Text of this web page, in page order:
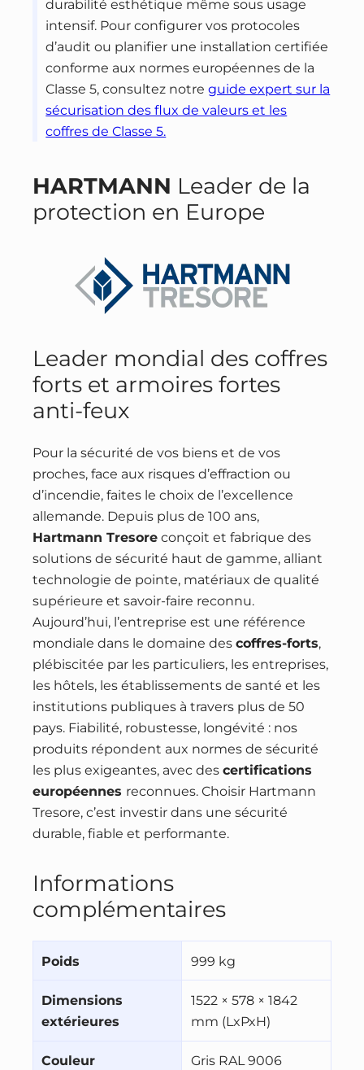
durabilité esthétique même sous usage
intensif. Pour configurer vos protocoles
d’audit ou planifier une installation certifiée
conforme aux normes européennes de la
Classe 5, consultez notreguide expert sur la
sécurisation des flux de valeurs et les
coffres de Classe 5.
HARTMANN Leader de la
protection en Europe
Leader mondial des coffres
forts et armoires fortes
anti-feux
Pour la sécurité de vos biens et de vos
proches, face aux risques d’effraction ou
d’incendie, faites le choix de l’excellence
allemande. Depuis plus de 100 ans,
Hartmann Tresoreconçoit et fabrique des
solutions de sécurité haut de gamme, alliant
technologie de pointe, matériaux de qualité
supérieure et savoir-faire reconnu.
Aujourd’hui, l’entreprise est une référence
mondiale dans le domaine des coffres-forts,
plébiscitée par les particuliers, les entreprises,
les hôtels, les établissements de santé et les
institutions publiques à travers plus de 50
pays. Fiabilité, robustesse, longévité : nos
produits répondent aux normes de sécurité
les plus exigeantes, avec des certifications
européennes reconnues. Choisir Hartmann
Tresore, c’est investir dans une sécurité
durable, fiable et performante.
Informations
complémentaires
Poids 999 kg
Dimensions
extérieures
1522 × 578 × 1842
mm (LxPxH)
Couleur Gris RAL 9006